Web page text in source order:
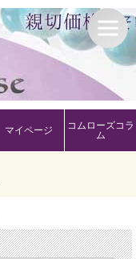
マイページ
コムローズコラ
ム